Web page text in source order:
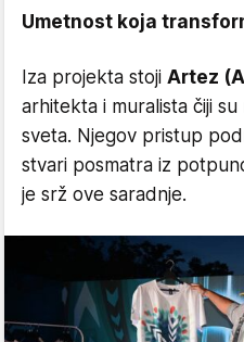
Umetnost koja
Iza projekta stoji Artez
arhitekta i muralista čiji
sveta. Njegov pristup
stvari posmatra iz
je srž ove saradnje.